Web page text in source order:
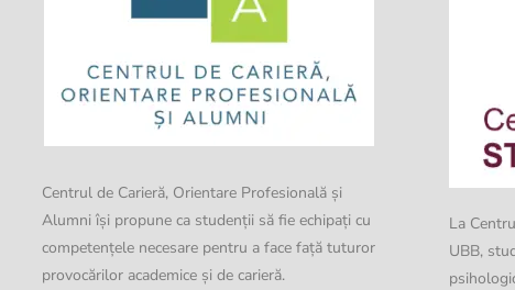
Centrul de Carieră, Orientare Profesională și
Alumni îşi propune ca studenţii să fie echipaţi cu
competenţele necesare pentru a face faţă tuturor
provocărilor academice şi de carieră.
La
UBB,